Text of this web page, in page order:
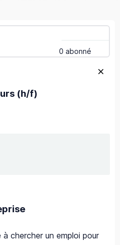
0 abonné
(h/f)
chercher un emploi pour